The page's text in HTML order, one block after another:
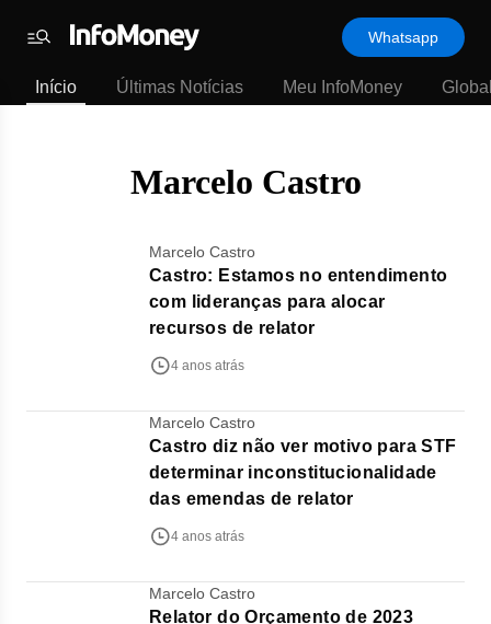
padrão
Últimas
Menu
Whatsapp
Início Últimas Notícias Meu InfoMoney
Marcelo Castro
Marcelo Castro
Castro: Estamos no entendimento
com lideranças para alocar
recursos de relator
4 anos atrás
Marcelo Castro
Castro diz não ver motivo para STF
determinar inconstitucionalidade
das emendas de relator
4 anos atrás
Marcelo Castro
Relator do Orçamento de 2023